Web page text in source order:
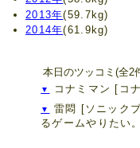
2013年(59.7kg)
2014年(61.9kg)
本日のツッコミ(全2
▼ コナミマン [コ
▼ 雷悶 [ソニック
るゲームやりたい